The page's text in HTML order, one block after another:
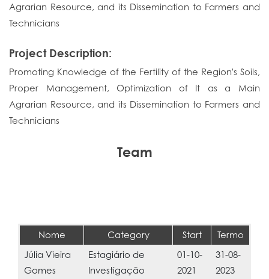
Agrarian Resource, and its Dissemination to Farmers and
Technicians
Project Description:
Promoting Knowledge of the Fertility of the Region's Soils,
Proper Management, Optimization of It as a Main
Agrarian Resource, and its Dissemination to Farmers and
Technicians
Team
Nome Category Start
Termo
Júlia Vieira
Gomes
Estagiário de
Investigação
01-10-
2021
31-08-
2023